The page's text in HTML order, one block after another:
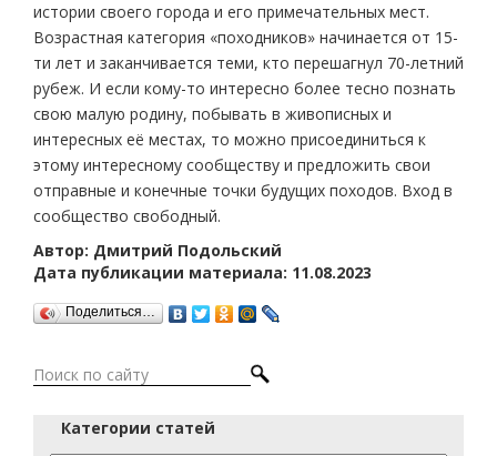
истории своего города и его примечательных мест.
Возрастная категория «походников» начинается от 15-
ти лет и заканчивается теми, кто перешагнул 70-летний
рубеж. И если кому-то интересно более тесно познать
свою малую родину, побывать в живописных и
интересных её местах, то можно присоединиться к
этому интересному сообществу и предложить свои
отправные и конечные точки будущих походов. Вход в
сообщество свободный.
Автор: Дмитрий Подольский
Дата публикации материала: 11.08.2023
Поделиться…
Категории статей